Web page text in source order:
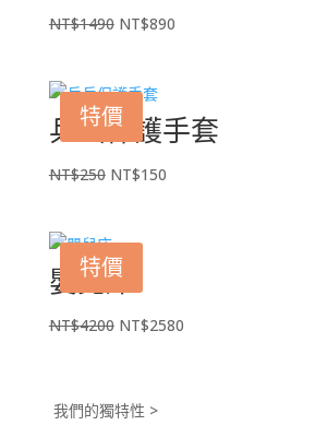
NT$1490 原
格：
NT$1490。
NT$890目
NT$890。
特價
乒乓保護手套
NT$250 原
格：
NT$250。
NT$150目
特價
嬰兒床
NT$4200 原
格：
NT$4200。
NT$2580目
我們的獨特性 >